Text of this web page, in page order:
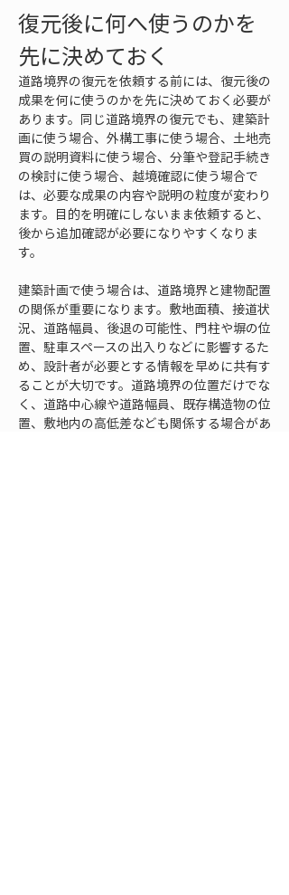
復元後に何へ使うのかを
先に決めておく
道路境界の復元を依頼する前には、復元後の
成果を何に使うのかを先に決めておく必要が
あります。同じ道路境界の復元でも、建築計
画に使う場合、外構工事に使う場合、土地売
買の説明資料に使う場合、分筆や登記手続き
の検討に使う場合、越境確認に使う場合で
は、必要な成果の内容や説明の粒度が変わり
ます。目的を明確にしないまま依頼すると、
後から追加確認が必要になりやすくなりま
す。
建築計画で使う場合は、道路境界と建物配置
の関係が重要になります。敷地面積、接道状
況、道路幅員、後退の可能性、門柱や塀の位
置、駐車スペースの出入りなどに影響するた
め、設計者が必要とする情報を早めに共有す
ることが大切です。道路境界の位置だけでな
く、道路中心線や道路幅員、既存構造物の位
置、敷地内の高低差なども関係する場合があ